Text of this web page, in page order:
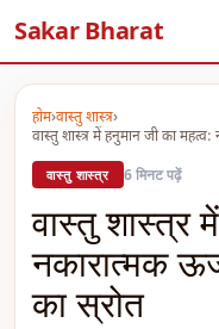
Sakar Bharat
होम›वास्तु शास्त्र›
वास्तु शास्त्र में हनुमान जी का
वास्तु शास्त्र 6 मिनट पढ़ें
वास्तु शास्त्र
नकारात्मक
का स्रोत